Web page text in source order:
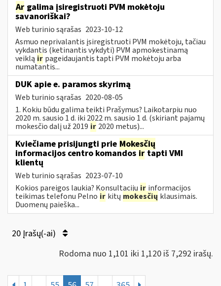
Ar galima įsiregistruoti PVM mokėtoju
savanoriškai?
Web turinio sąrašas 2023-10-12
Asmuo neprivalantis įsiregistruoti PVM mokėtoju, tačiau
vykdantis (ketinantis vykdyti) PVM apmokestinamą
veiklą ir pageidaujantis tapti PVM mokėtoju arba
numatantis...
DUK apie e. paramos skyrimą
Web turinio sąrašas 2020-08-05
1. Kokiu būdu galima teikti Prašymus? Laikotarpiu nuo
2020 m. sausio 1 d. iki 2022 m. sausio 1 d. (skiriant pajamų
mokesčio dalį už 2019 ir 2020 metus)...
Kviečiame prisijungti prie Mokesčių
informacijos centro komandosirtapti VMI
klientų
Web turinio sąrašas 2023-07-10
Kokios pareigos laukia? Konsultacijų ir informacijos
teikimas telefonu Pelno ir kitų mokesčių klausimais.
Duomenų paieška...
20 Įrašų(-ai)
Rodoma nuo 1,101 iki 1,120 iš 7,292 irašų.